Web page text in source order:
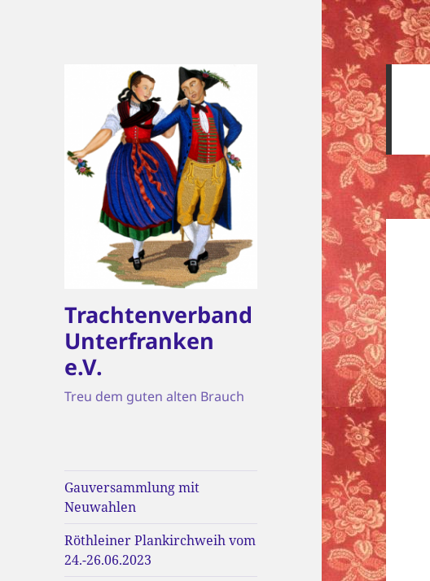
Trachtenverband
Unterfranken
e.V.
Treu dem guten alten Brauch
Gauversammlung mit
Neuwahlen
Röthleiner Plankirchweih vom
24.-26.06.2023